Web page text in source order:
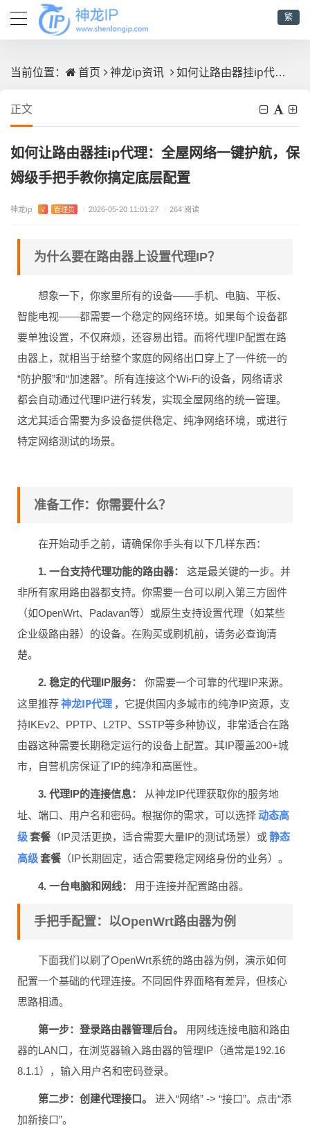
繁
当前位置： 首页 神龙ip资讯 如何让路由器挂ip代理：全屋网络一键护航，保姆级手把手教你搞定底层配置
正文
如何让路由器挂ip代理：全屋网络一键护航，保
姆级手把手教你搞定底层配置
神龙ip V 管理员 / 2026-05-20 11:01:27 / 264 阅读
为什么要在路由器上设置代理IP？
想象一下，你家里所有的设备——手机、电脑、平板、
智能电视——都需要一个稳定的网络环境。如果每个设备都
要单独设置，不仅麻烦，还容易出错。而将代理IP配置在路
由器上，就相当于给整个家庭的网络出口穿上了一件统一的
“防护服”和“加速器”。所有连接这个Wi-Fi的设备，网络请求
都会自动通过代理IP进行转发，实现全屋网络的统一管理。
这尤其适合需要为多设备提供稳定、纯净网络环境，或进行
特定网络测试的场景。
在开始动手之前，请确保你手头有以下几样东西：
1. 一台支持代理功能的路由器：这是最关键的一步。并
非所有家用路由器都支持。你需要一台可以刷入第三方固件
（如OpenWrt、Padavan等）或原生支持设置代理（如某些
企业级路由器）的设备。在购买或刷机前，请务必查询清
2. 稳定的代理IP服务：你需要一个可靠的代理IP来源。
这里推荐
神龙IP代理，它提供国内多城市的纯净IP资源，支
持IKEv2、PPTP、L2TP、SSTP等多种协议，非常适合在路
由器这种需要长期稳定运行的设备上配置。其IP覆盖200+城
市，自营机房保证了IP的纯净和高匿性。
3. 代理IP的连接信息： 从神龙IP代理获取你的服务地
址、端口、用户名和密码。根据你的需求，可以选择
动态高
级套餐（IP灵活更换，适合需要大量IP的测试场景）或静态
（IP长期固定，适合需要稳定网络身份的业务）。
下面我们以刷了OpenWrt系统的路由器为例，演示如何
配置一个基础的代理连接。不同固件界面略有差异，但核心
思路相通。
第一步：登录路由器管理后台。用网线连接电脑和路由
器的LAN口，在浏览器输入路由器的管理IP（通常是192.16
8.1.1），输入用户名和密码登录。
第二步：创建代理接口。